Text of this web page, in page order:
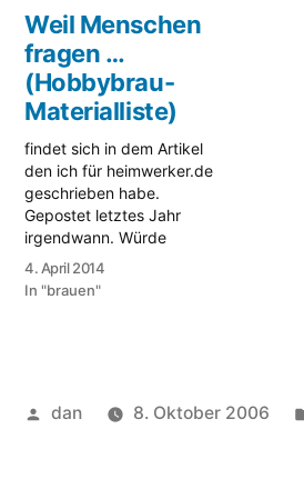
Leichtigkeit verloren.
Weiterdurchschlagen.
Weil Menschen
fragen …
(Hobbybrau-
Materialliste)
findet sich in dem Artikel
den ich für heimwerker.de
geschrieben habe.
Gepostet letztes Jahr
irgendwann. Würde
sagen, das wichtigste ist
spart nicht am MattMill
Hygiene!) ;)
4. April 2014
In "brauen"
Veröffentlicht
dan 8. Oktober 2006